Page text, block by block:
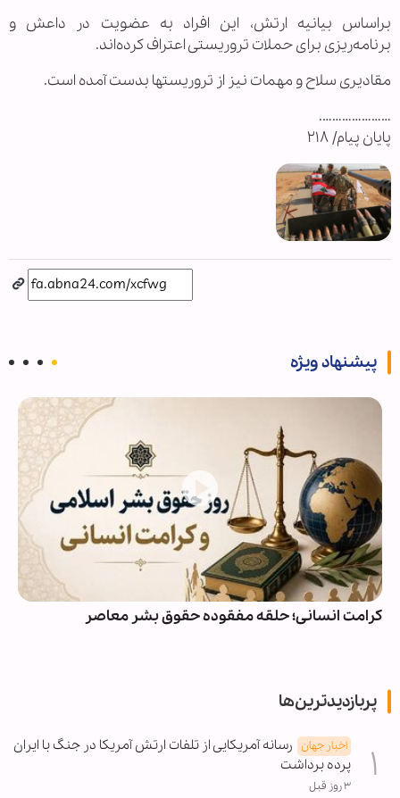
براساس بیانیه ارتش، این افراد به عضویت در داعش و
برنامه‌ریزی برای حملات تروریستی اعتراف کرده‌اند.
مقادیری سلاح و مهمات نیز از تروریستها بدست آمده است.
………………….
پایان پیام/ ۲۱۸
پیشنهاد ویژه
کرامت انسانی؛ حلقه مفقوده حقوق بشر معاصر
پربازدیدترین‌ها
اخبار جهان رسانه آمریکایی از تلفات ارتش آمریکا در جنگ با ایران
پرده برداشت
۳ روز قبل